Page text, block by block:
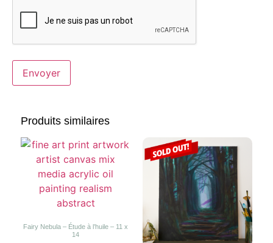
Produits similaires
Fairy Nebula – Étude à l’huile – 11 x
14